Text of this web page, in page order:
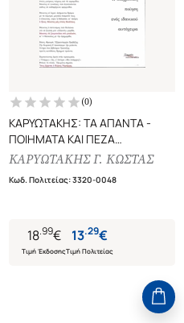
(0)
ΚΑΡΥΩΤΑΚΗΣ: ΤΑ ΑΠΑΝΤΑ -
ΠΟΙΗΜΑΤΑ ΚΑΙ ΠΕΖΑ
Η ΔΙΑΧΡΟΝΙΚΗ ΠΟΙΗΣΗ ΕΝΟΣ
ΚΑΡΥΩΤΑΚΗΣ Γ. ΚΩΣΤΑΣ
Κωδ. Πολιτείας:3320-0048
18.99€
Τιμή Έκδοσης
13.29€
Τιμή Πολιτείας